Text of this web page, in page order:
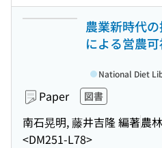
農業新時代
による営農
Paper 図書
南石晃明, 藤井吉隆 編著農
<DM251-L78>
National Diet